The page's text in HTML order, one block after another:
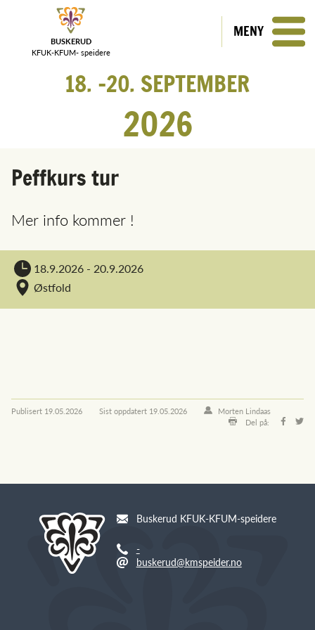
BUSKERUD
KFUK-KFUM- speidere
MENY
18. 20. SEPTEMBER
2026
Peffkurs tur
Mer info kommer !
18.9.2026 - 20.9.2026
Østfold
Publisert 19.05.2026 Sist oppdatert 19.05.2026
Morten Lindaas
Del på:
Buskerud KFUK-KFUM-speidere
-
buskerud@kmspeider.no